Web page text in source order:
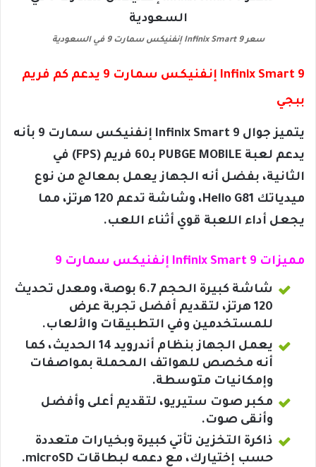
سعر Infinix Smart 9 إنفنيكس سمارت 9 في السعودية
Infinix Smart 9 إنفنيكس سمارت 9 يدعم كم فريم
ببجي
يتميز جوال Infinix Smart 9 إنفنيكس سمارت 9 بأنه
يدعم لعبة PUBGE MOBILE بـ60 فريم (FPS) في
الثانية، بفضل أنه الجهاز يعمل بمعالج من نوع
ميدياتك Helio G81، وشاشة تدعم 120 هرتز، مما
يجعل أداء اللعبة قوي أثناء اللعب.
مميزات Infinix Smart 9 إنفنيكس سمارت 9
شاشة كبيرة الحجم 6.7 بوصة، ومعدل تحديث
120 هرتز، لتقديم أفضل تجربة عرض
للمستخدمين وفي التطبيقات والألعاب.
يعمل الجهاز بنظام أندرويد 14 الحديث، كما
أنه مخصص للهواتف المحملة بمواصفات
وإمكانيات متوسطة.
مكبر صوت ستيريو، لتقديم أعلى وأفضل
وأنقى صوت.
ذاكرة التخزين تأتي كبيرة وبخيارات متعددة
حسب إختيارك، مع دعمه لبطاقات microSD.